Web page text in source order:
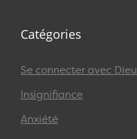
Catégories
Se connecter avec Dieu
Insignifiance
Anxiété